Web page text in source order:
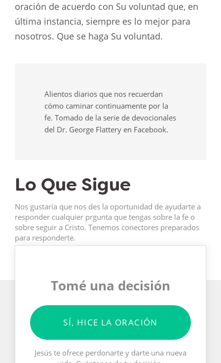
oración de acuerdo con Su voluntad que, en
última instancia, siempre es lo mejor para
nosotros. Que se haga Su voluntad.
Alientos diarios que nos recuerdan
cómo caminar continuamente por la
fe. Tomado de la serie de devocionales
del Dr. George Flattery en Facebook.
Lo Que Sigue
Nos gustaría que nos des la oportunidad de ayudarte a
responder cualquier prgunta que tengas sobre la fe o
sobre seguir a Cristo. Tenemos conectores preparados
para responderte.
Tomé una decisión
SÍ, HICE LA ORACIÓN
Jesús te ofrece perdonarte y darte una nueva